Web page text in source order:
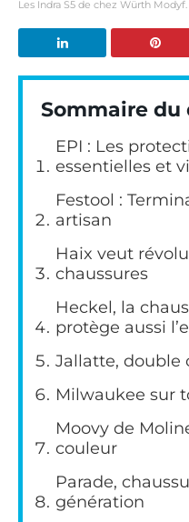
Les Indra S5 de chez Würth
Sommaire du
EPI : Les
essentielles et
Festool :
artisan
Haix veut
chaussures
Heckel, la
protège aussi
Jallatte, double
Milwaukee sur
Moovy de
couleur
Parade,
génération